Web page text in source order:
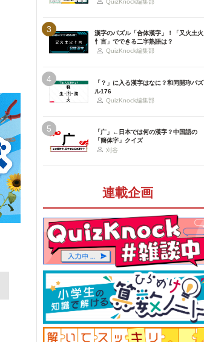
QuizKnock編集部
3
漢字のパズル「合体漢字」！「又火土火
忄言」でできる二字熟語は？
QuizKnock編集部
4
「？」に入る漢字はなに？和同開珎パズ
ル176
QuizKnock編集部
5
「广」←日本では何の漢字？中国語の
「簡体字」クイズ
刈谷
連載企画